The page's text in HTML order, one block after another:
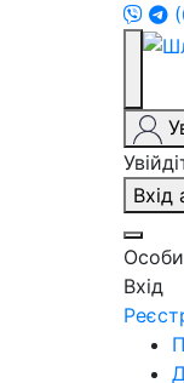
Вхід
Вхід